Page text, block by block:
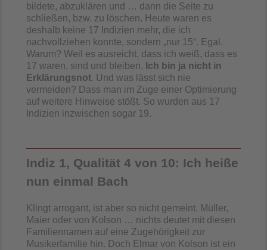
bildete, abzuklären und … dann die Seite zu
schließen, bzw. zu löschen. Heute waren es
deshalb keine 17 Indizien mehr, die ich
nachvollziehen konnte, sondern „nur 15“. Egal.
Warum? Weil es ausreicht, dass ich weiß, dass es
17 waren, sind und bleiben. Ich bin ja nicht in
Erklärungsnot. Und was lässt sich nie
vermeiden? Dass man im Zuge einer Optimierung
auf weitere Hinweise stößt. So wurden aus 17
Indizien inzwischen sogar 19.
Indiz 1, Qualität 4 von 10: Ich heiße
nun einmal Bach
Klingt arrogant, ist aber so nicht gemeint. Müller,
Maier oder von Kolson … nichts deutet mit diesen
Familiennamen auf eine Zugehörigkeit zur
Musikerfamilie hin. Doch Elmar von Kolson ist ein